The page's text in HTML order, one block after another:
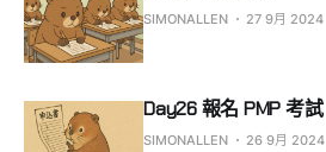
SIMONALLEN 27 9月 2024
Day26 報名 PMP 考試
SIMONALLEN 26 9月 2024